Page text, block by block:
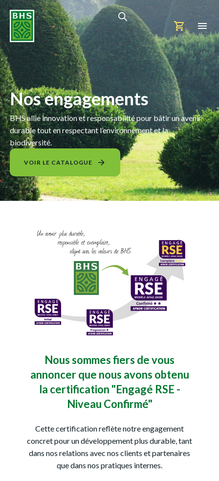
Nos engagements
BHS allie innovation et responsabilité pour bâtir un avenir
durable tout en respectant l’environnement et la
biodiversité.
VOIR LE CATALOGUE
Nous sommes fiers de vous
annoncer que nous avons obtenu
la certification "Engagé RSE -
Niveau Confirmé"
Cette certification reflète notre engagement
concret pour un développement plus durable, tant
dans nos relations avec nos clients et partenaires
que dans nos pratiques internes.